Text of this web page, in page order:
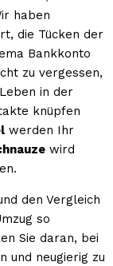
haben
die Tücken der
Bankkonto
zu vergessen,
in der
knüpfen
werden Ihr
wird
den Vergleich
so
Sie daran, bei
und neugierig zu